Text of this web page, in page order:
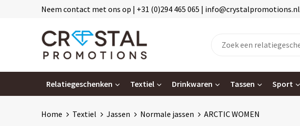
Neem contact met ons op | +31 (0)294 465 065 | info@crystalpromotions.nl
Relatiegeschenken Textiel Drinkwaren Tassen Sport
Home Textiel Jassen Normale jassen ARCTIC WOMEN